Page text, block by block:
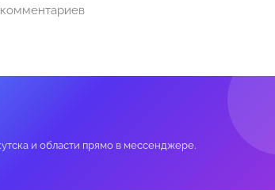
и области прямо в мессенджере.